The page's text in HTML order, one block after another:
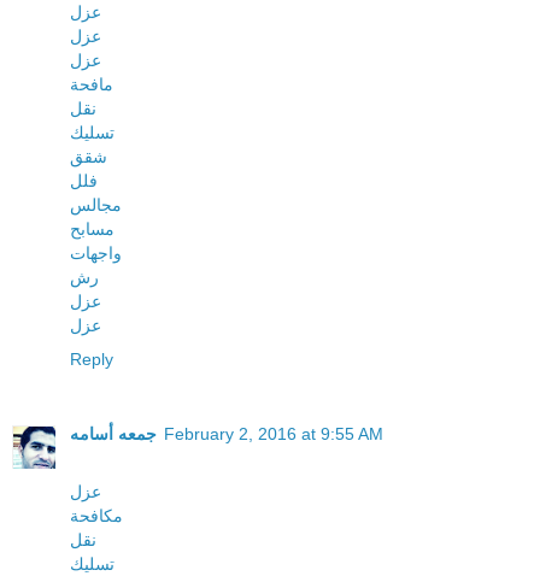
عزل
عزل
عزل
مافحة
نقل
تسليك
شقق
فلل
مجالس
مسابح
واجهات
رش
عزل
عزل
Reply
جمعه أسامه February 2, 2016 at 9:55 AM
عزل
مكافحة
نقل
تسليك